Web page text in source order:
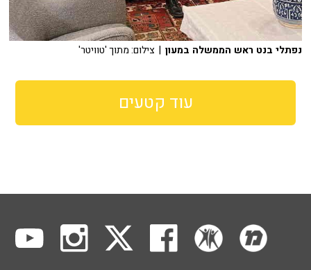
נפתלי בנט ראש הממשלה במעון | צילום: מתוך 'טוויטר'
עוד קטעים